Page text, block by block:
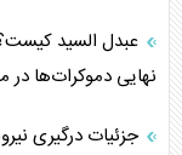
عبدل السید
نهایی دموکرات‌ها در
جزئیات درگیری